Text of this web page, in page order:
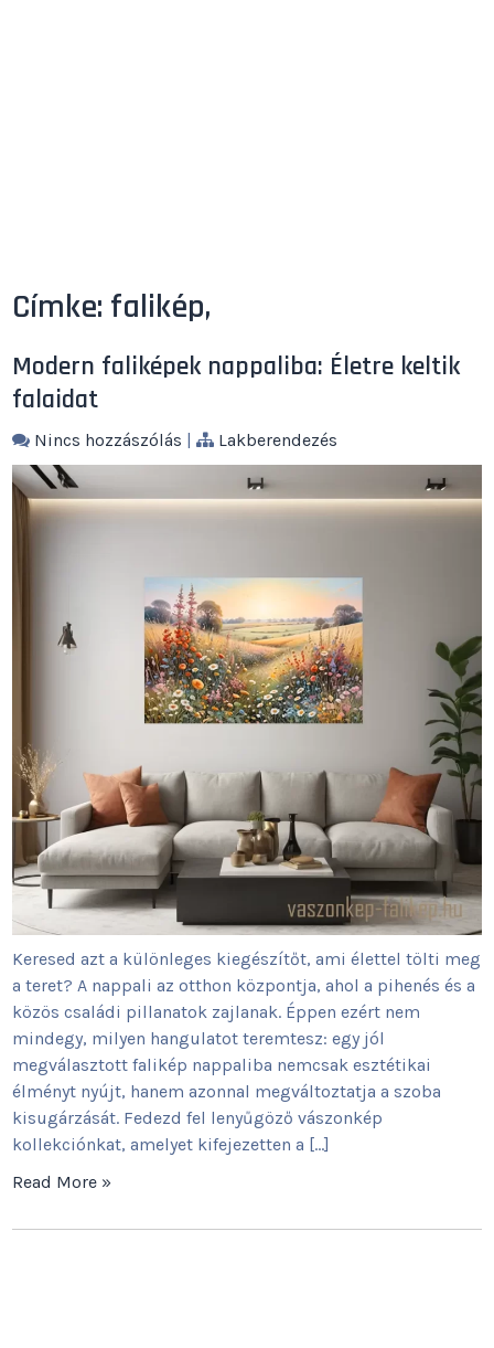
Címke: falikép,
Modern faliképek nappaliba: Életre keltik
falaidat
Nincs hozzászólás | Lakberendezés
Keresed azt a különleges kiegészítőt, ami élettel tölti meg
a teret? A nappali az otthon központja, ahol a pihenés és a
közös családi pillanatok zajlanak. Éppen ezért nem
mindegy, milyen hangulatot teremtesz: egy jól
megválasztott falikép nappaliba nemcsak esztétikai
élményt nyújt, hanem azonnal megváltoztatja a szoba
kisugárzását. Fedezd fel lenyűgöző vászonkép
kollekciónkat, amelyet kifejezetten a […]
Read More »